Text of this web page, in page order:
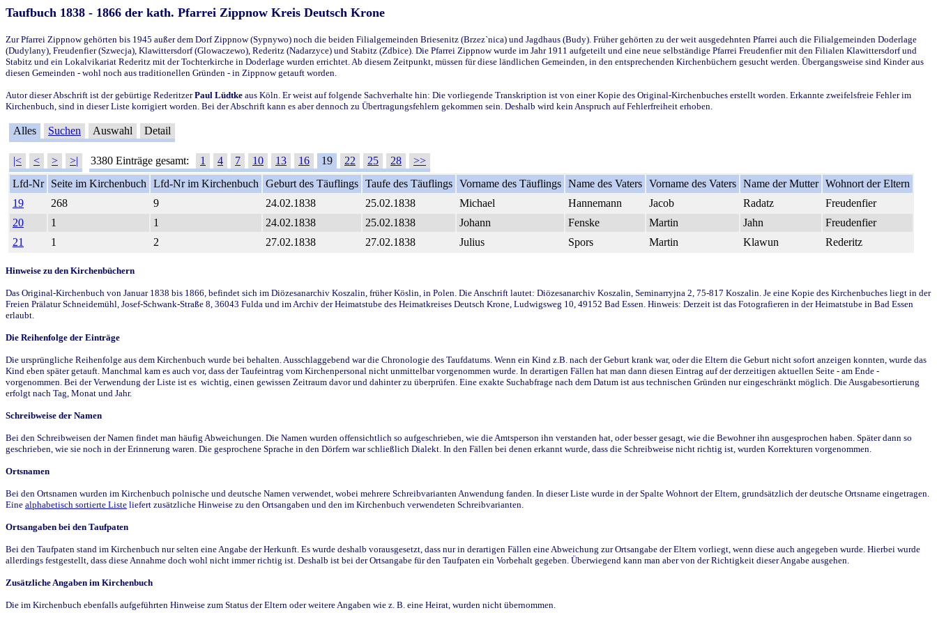
Taufbuch 1838 - 1866 der kath. Pfarrei Zippnow Kreis Deutsch Krone
Zur Pfarrei Zippnow gehörten bis 1945 außer dem Dorf Zippnow (Sypnywo) noch die beiden Filialgemeinden Briesenitz (Brzez`nica) und Jagdhaus (Budy). Früher gehörten zu der weit ausgedehnten Pfarrei auch die Filialgemeinden Doderlage
(Dudylany), Freudenfier (Szwecja), Klawittersdorf (Glowaczewo), Rederitz (Nadarzyce) und Stabitz (Zdbice). Die Pfarrei Zippnow wurde im Jahr 1911 aufgeteilt und eine neue selbständige Pfarrei Freudenfier mit den Filialen Klawittersdorf und
Stabitz und ein Lokalvikariat Rederitz mit der Tochterkirche in Doderlage wurden errichtet. Ab diesem Zeitpunkt, müssen für diese ländlichen Gemeinden, in den entsprechenden Kirchenbüchern gesucht werden. Übergangsweise sind Kinder aus
diesen Gemeinden - wohl noch aus traditionellen Gründen - in Zippnow getauft worden.
Autor dieser Abschrift ist der gebürtige RederitzerPaul Lüdtke aus Köln. Er weist auf folgende Sachverhalte hin: Die vorliegende Transkription ist von einer Kopie des Original-Kirchenbuches erstellt worden. Erkannte zweifelsfreie Fehler im
Kirchenbuch, sind in dieser Liste korrigiert worden. Bei der Abschrift kann es aber dennoch zu Übertragungsfehlern gekommen sein. Deshalb wird kein Anspruch auf Fehlerfreiheit erhoben.
Alles Suchen Auswahl Detail
|< < > >| 3380 Einträge gesamt: 1 4 7 10 13 16 19 22 25 28
>>
Lfd-Nr
Seite im Kirchenbuch Lfd-Nr im Kirchenbuch Geburt des Täuflings Taufe des Täuflings Vorname des Täuflings Name des Vaters Vorname des Vaters Name der Mutter Wohnort der Eltern
19
268 9 24.02.1838 25.02.1838 Michael Hannemann Jacob Radatz
Freudenfier
20
1 1 24.02.1838 25.02.1838 Johann Fenske Martin Jahn
Freudenfier
21
1 2 27.02.1838 27.02.1838 Julius Spors Martin Klawun Rederitz
Hinweise zu den Kirchenbüchern
Das Original-Kirchenbuch von Januar 1838 bis 1866, befindet sich im Diözesanarchiv Koszalin, früher Köslin, in Polen. Die Anschrift lautet: Diözesanarchiv Koszalin, Seminarryjna 2, 75-817 Koszalin. Je eine Kopie des Kirchenbuches liegt in der
Freien Prälatur Schneidemühl, Josef-Schwank-Straße 8, 36043 Fulda und im Archiv der Heimatstube des Heimatkreises Deutsch Krone, Ludwigsweg 10, 49152 Bad Essen. Hinweis: Derzeit ist das Fotografieren in der Heimatstube in Bad Essen
erlaubt.
Die Reihenfolge der Einträge
Die ursprüngliche Reihenfolge aus dem Kirchenbuch wurde bei behalten. Ausschlaggebend war die Chronologie des Taufdatums. Wenn ein Kind z.B. nach der Geburt krank war, oder die Eltern die Geburt nicht sofort anzeigen konnten, wurde das
Kind eben später getauft. Manchmal kam es auch vor, dass der Taufeintrag vom Kirchenpersonal nicht unmittelbar vorgenommen wurde. In derartigen Fällen hat man dann diesen Eintrag auf der derzeitigen aktuellen Seite - am Ende -
vorgenommen. Bei der Verwendung der Liste ist es wichtig, einen gewissen Zeitraum davor und dahinter zu überprüfen. Eine exakte Suchabfrage nach dem Datum ist aus technischen Gründen nur eingeschränkt möglich. Die Ausgabesortierung
erfolgt nach Tag, Monat und Jahr.
Schreibweise der Namen
Bei den Schreibweisen der Namen findet man häufig Abweichungen. Die Namen wurden offensichtlich so aufgeschrieben, wie die Amtsperson ihn verstanden hat, oder besser gesagt, wie die Bewohner ihn ausgesprochen haben. Später dann so
geschrieben, wie sie noch in der Erinnerung waren. Die gesprochene Sprache in den Dörfern war schließlich Dialekt. In den Fällen bei denen erkannt wurde, dass die Schreibweise nicht richtig ist, wurden Korrekturen vorgenommen.
Ortsnamen
Bei den Ortsnamen wurden im Kirchenbuch polnische und deutsche Namen verwendet, wobei mehrere Schreibvarianten Anwendung fanden. In dieser Liste wurde in der Spalte Wohnort der Eltern, grundsätzlich der deutsche Ortsname eingetragen.
Eine alphabetisch sortierte Liste liefert zusätzliche Hinweise zu den Ortsangaben und den im Kirchenbuch verwendeten Schreibvarianten.
Ortsangaben bei den Taufpaten
Bei den Taufpaten stand im Kirchenbuch nur selten eine Angabe der Herkunft. Es wurde deshalb vorausgesetzt, dass nur in derartigen Fällen eine Abweichung zur Ortsangabe der Eltern vorliegt, wenn diese auch angegeben wurde. Hierbei wurde
allerdings festgestellt, dass diese Annahme doch wohl nicht immer richtig ist. Deshalb ist bei der Ortsangabe für den Taufpaten ein Vorbehalt gegeben. Überwiegend kann man aber von der Richtigkeit dieser Angabe ausgehen.
Zusätzliche Angaben im Kirchenbuch
Die im Kirchenbuch ebenfalls aufgeführten Hinweise zum Status der Eltern oder weitere Angaben wie z. B. eine Heirat, wurden nicht übernommen.